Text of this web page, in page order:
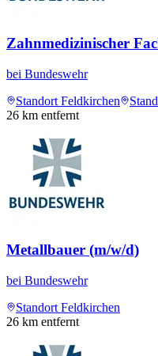
Zahnmedizinischer
bei Bundeswehr
Standort Feldkirchen
26 km entfernt
Metallbauer (m/w/d)
bei Bundeswehr
Standort Feldkirchen
26 km entfernt